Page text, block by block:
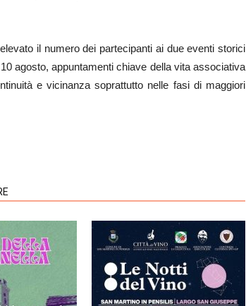
il numero dei partecipanti ai due eventi storici
agosto, appuntamenti chiave della vita associativa
e vicinanza soprattutto nelle fasi di maggiori